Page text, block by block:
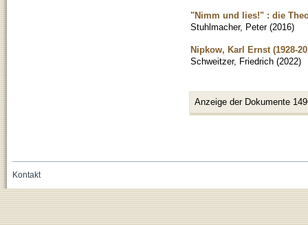
"Nimm und lies!" : die
Stuhlmacher, Peter (2016)
Nipkow, Karl Ernst (1928-
Schweitzer, Friedrich (2022)
Anzeige der Dokumente
Kontakt